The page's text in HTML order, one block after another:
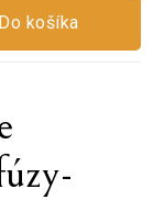
Do košíka